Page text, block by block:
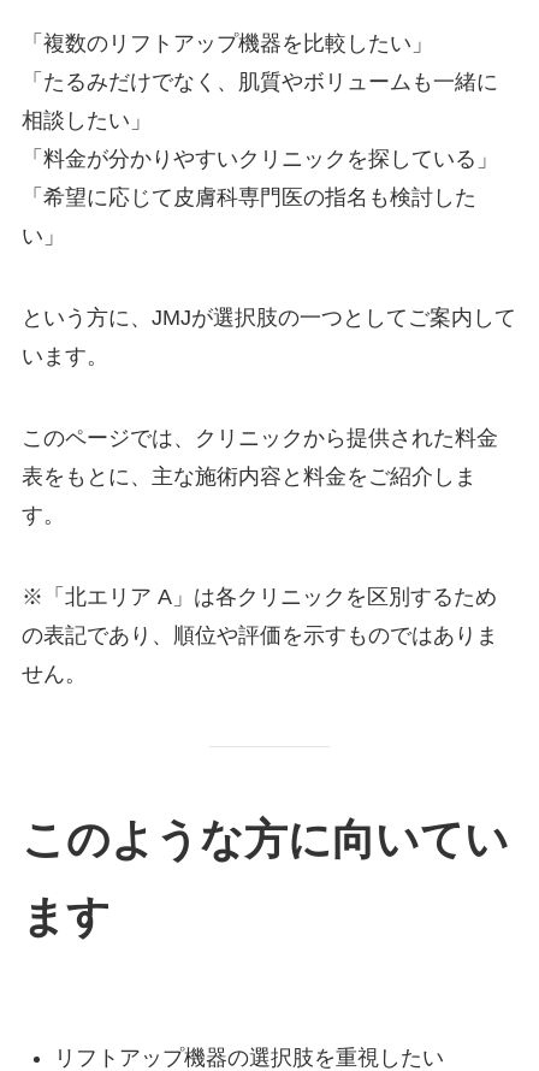
「複数のリフトアップ機器を比較したい」
「たるみだけでなく、肌質やボリュームも一緒に
相談したい」
「料金が分かりやすいクリニックを探している」
「希望に応じて皮膚科専門医の指名も検討した
い」
という方に、JMJが選択肢の一つとしてご案内して
います。
このページでは、クリニックから提供された料金
表をもとに、主な施術内容と料金をご紹介しま
す。
※「北エリア A」は各クリニックを区別するため
の表記であり、順位や評価を示すものではありま
せん。
このような方に向いてい
ます
リフトアップ機器の選択肢を重視したい